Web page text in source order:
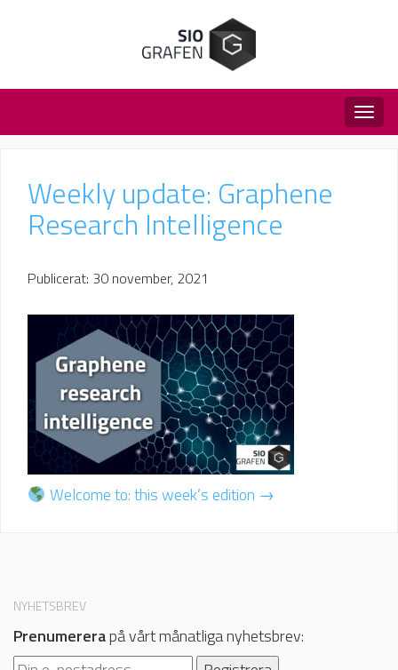
Weekly update: Graphene
Research Intelligence
Publicerat: 30 november, 2021
Welcome to: this week’s edition →
NYHETSBREV
Prenumererapå vårt månatliga nyhetsbrev: